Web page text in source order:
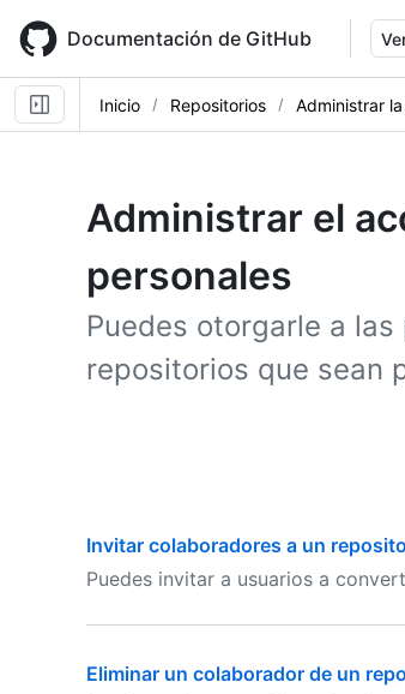
main
content
Documentación de GitHub
Inicio Repositorios Administrar
Administrar el
personales
Puedes otorgarle a
repositorios que sean
Invitar colaboradores a un
Puedes invitar a usuarios a
Eliminar un colaborador de un